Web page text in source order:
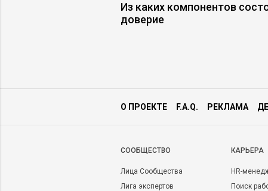
Из каких компонентов
доверие
О ПРОЕКТЕ F.A.Q. РЕКЛАМА
CООБЩЕСТВО
Лица Сообщества
Лига экспертов
КАРЬЕРА
HR-
Поиск